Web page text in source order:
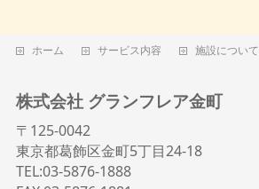
ホーム サービス内容 施設について
株式会社 グランフレア金町
〒125-0042
東京都葛飾区金町5丁目24-18
TEL:03-5876-1888